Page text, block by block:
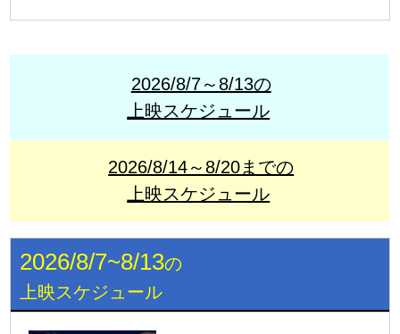
2026/8/7～8/13の
上映スケジュール
2026/8/14～8/20までの
上映スケジュール
2026/8/7~8/13の
上映スケジュール